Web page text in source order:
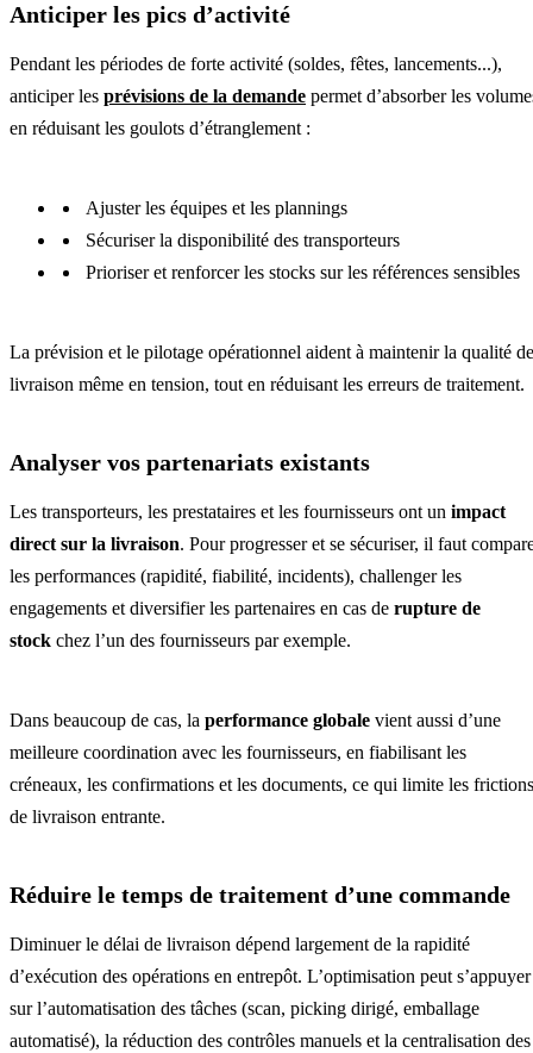
Anticiper les pics d’activité
Pendant les périodes de forte activité (soldes, fêtes, lancements...),
anticiper les prévisions de la demande permet d’absorber les
en réduisant les goulots d’étranglement :
Ajuster les équipes et les plannings
Sécuriser la disponibilité des transporteurs
Prioriser et renforcer les stocks sur les références sensibles
La prévision et le pilotage opérationnel aident à maintenir la qualité de
livraison même en tension, tout en réduisant les erreurs de traitement.
Analyser vos partenariats existants
Les transporteurs, les prestataires et les fournisseurs ont un impact
direct sur la livraison. Pour progresser et se sécuriser, il faut
les performances (rapidité, fiabilité, incidents), challenger les
engagements et diversifier les partenaires en cas de rupture de
stock chez l’un des fournisseurs par exemple.
Dans beaucoup de cas, la performance globale vient aussi d’une
meilleure coordination avec les fournisseurs, en fiabilisant les
créneaux, les confirmations et les documents, ce qui limite les frictions
de livraison entrante.
Réduire le temps de traitement d’une commande
Diminuer le délai de livraison dépend largement de la rapidité
d’exécution des opérations en entrepôt. L’optimisation peut s’appuyer
sur l’automatisation des tâches (scan, picking dirigé, emballage
automatisé), la réduction des contrôles manuels et la centralisation des